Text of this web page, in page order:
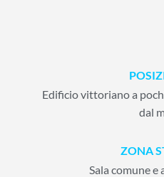
Edificio vittoriano a
dal
ZONA
Sala comune e